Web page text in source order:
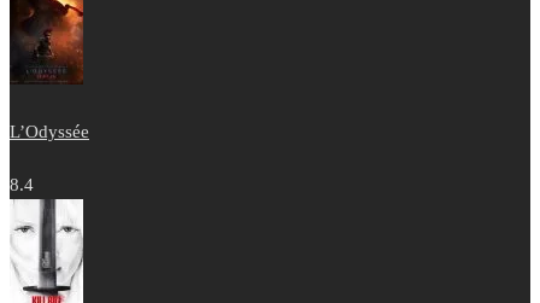
L’Odyssée
8.4